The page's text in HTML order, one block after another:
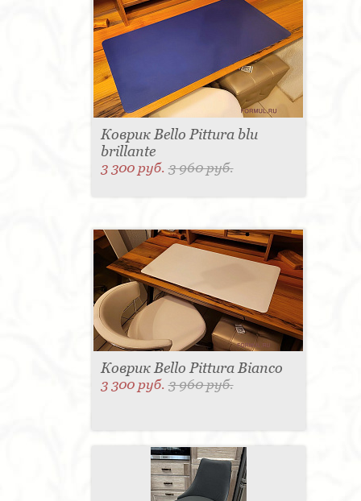
Коврик Bello Pittura blu
brillante
3 300 руб.3 960 руб.
Коврик Bello Pittura Bianco
3 300 руб.3 960 руб.